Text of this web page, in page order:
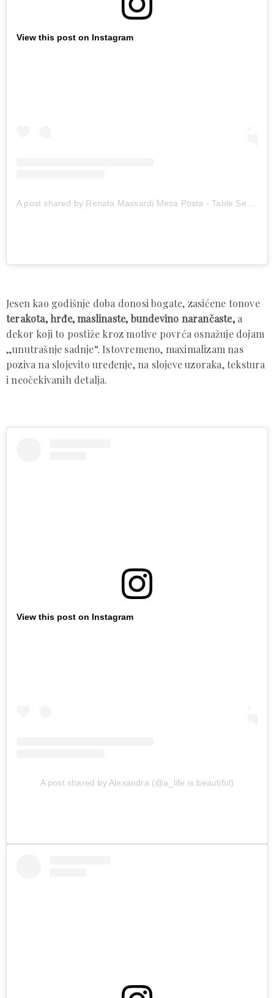
View this post on Instagram
Jesen kao godišnje doba donosi bogate, zasićene tonove
terakota, hrđe, maslinaste, bundevino narančaste,a
dekor koji to postiže kroz motive povrća osnažuje dojam
„unutrašnje sadnje“. Istovremeno, maximalizam nas
poziva na slojevito uređenje, na slojeve uzoraka, tekstura
i neočekivanih detalja.
View this post on Instagram
A post shared by Alexandra (@a_life.is.beautiful)